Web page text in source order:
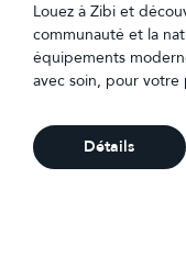
Louez à Zibi et
communauté et la
équipements
avec soin, pour
Détails